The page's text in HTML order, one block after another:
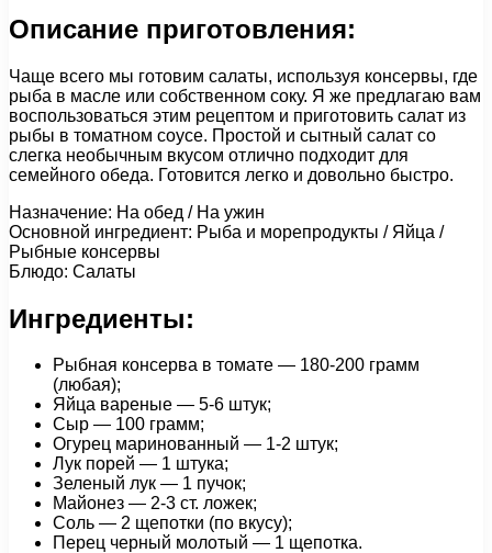
Описание приготовления:
Чаще всего мы готовим салаты, используя консервы, где
рыба в масле или собственном соку. Я же предлагаю вам
воспользоваться этим рецептом и приготовить салат из
рыбы в томатном соусе. Простой и сытный салат со
слегка необычным вкусом отлично подходит для
семейного обеда. Готовится легко и довольно быстро.
Назначение: На обед / На ужин
Основной ингредиент: Рыба и морепродукты / Яйца /
Рыбные консервы
Блюдо: Салаты
Ингредиенты:
Рыбная консерва в томате — 180-200 грамм
(любая);
Яйца вареные — 5-6 штук;
Сыр — 100 грамм;
Огурец маринованный — 1-2 штук;
Лук порей — 1 штука;
Зеленый лук — 1 пучок;
Майонез — 2-3 ст. ложек;
Соль — 2 щепотки (по вкусу);
Перец черный молотый — 1 щепотка.